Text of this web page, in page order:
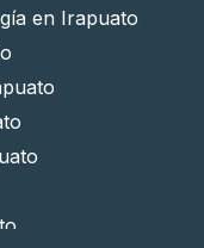
en Irapuato